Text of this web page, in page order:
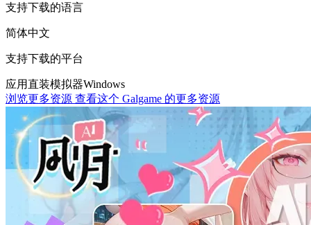
支持下载的语言
简体中文
支持下载的平台
应用直装模拟器Windows
浏览更多资源 查看这个 Galgame 的更多资源